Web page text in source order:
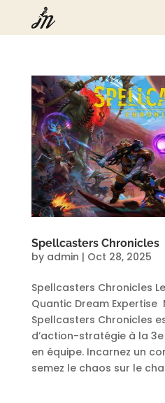
Spellcasters Chronicles
by admin | Oct 28, 2025
Spellcasters Chronicles
Quantic Dream Expertise
Spellcasters Chronicles
d’action-stratégie à la
en équipe. Incarnez un
semez le chaos sur le